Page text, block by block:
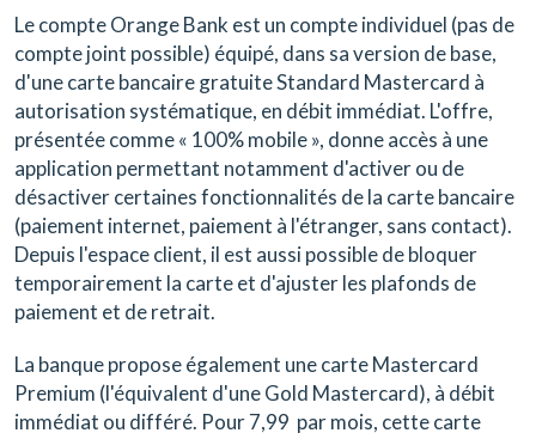
Le compte Orange Bank est un compte individuel (pas de
compte joint possible) équipé, dans sa version de base,
d'une carte bancaire gratuite Standard Mastercard à
autorisation systématique, en débit immédiat. L'offre,
présentée comme « 100% mobile », donne accès à une
application permettant notamment d'activer ou de
désactiver certaines fonctionnalités de la carte bancaire
(paiement internet, paiement à l'étranger, sans contact).
Depuis l'espace client, il est aussi possible de bloquer
temporairement la carte et d'ajuster les plafonds de
paiement et de retrait.
La banque propose également une carte Mastercard
Premium (l'équivalent d'une Gold Mastercard), à débit
immédiat ou différé. Pour 7,99  par mois, cette carte